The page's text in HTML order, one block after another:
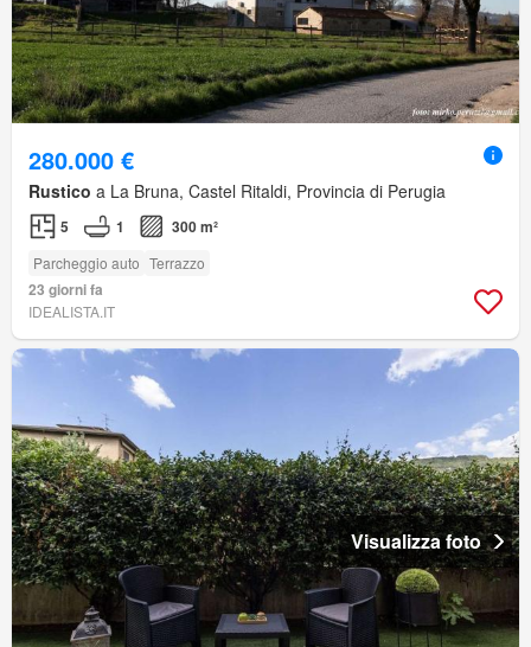
280.000 €
Rustico a La Bruna, Castel Ritaldi, Provincia di Perugia
5 1 300 m²
Parcheggio auto Terrazzo
23 giorni fa
IDEALISTA.IT
Visualizza foto